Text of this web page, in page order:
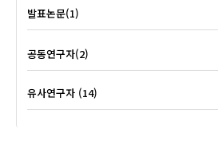
발표논문(1)
공동연구자(2)
유사연구자 (14)